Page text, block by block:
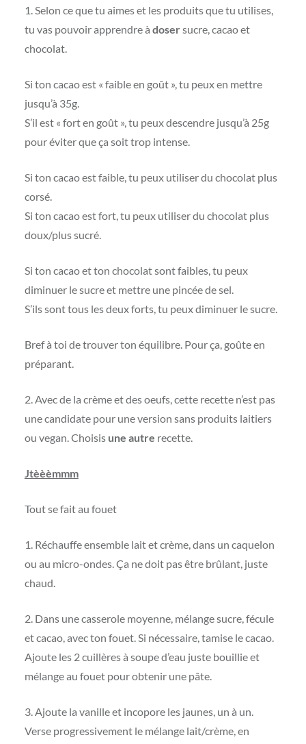
1. Selon ce que tu aimes et les produits que tu utilises,
tu vas pouvoir apprendre à dosersucre, cacao et
chocolat.
Si ton cacao est « faible en goût », tu peux en mettre
jusqu’à 35g.
S’il est « fort en goût », tu peux descendre jusqu’à 25g
pour éviter que ça soit trop intense.
Si ton cacao est faible, tu peux utiliser du chocolat plus
corsé.
Si ton cacao est fort, tu peux utiliser du chocolat plus
doux/plus sucré.
Si ton cacao et ton chocolat sont faibles, tu peux
diminuer le sucre et mettre une pincée de sel.
S’ils sont tous les deux forts, tu peux diminuer le sucre.
Bref à toi de trouver ton équilibre. Pour ça, goûte en
préparant.
2. Avec de la crème et des oeufs, cette recette n’est pas
une candidate pour une version sans produits laitiers
ou vegan. Choisis une autre recette.
Jtèèèmmm
Tout se fait au fouet
1. Réchauffe ensemble lait et crème, dans un caquelon
ou au micro-ondes. Ça ne doit pas être brûlant, juste
chaud.
2. Dans une casserole moyenne, mélange sucre, fécule
et cacao, avec ton fouet. Si nécessaire, tamise le cacao.
Ajoute les 2 cuillères à soupe d’eau juste bouillie et
mélange au fouet pour obtenir une pâte.
3. Ajoute la vanille et incopore les jaunes, un à un.
Verse progressivement le mélange lait/crème, en